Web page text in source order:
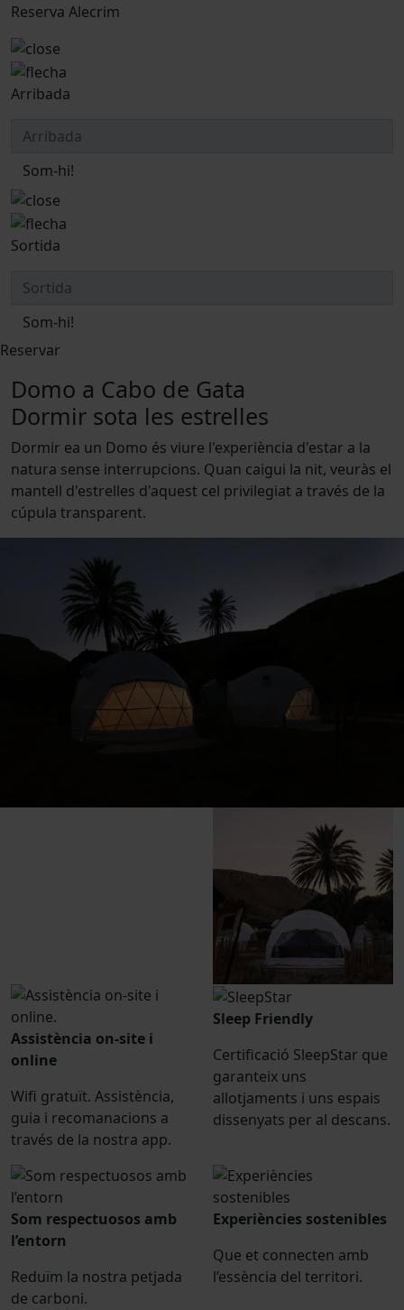
Reserva Alecrim
Arribada
Som-hi!
Sortida
Som-hi!
Reservar
Domo a Cabo de Gata
Dormir sota les estrelles
Dormir ea un Domo és viure l'experiència d'estar a la
natura sense interrupcions. Quan caigui la nit, veuràs el
mantell d'estrelles d'aquest cel privilegiat a través de la
cúpula transparent.
Assistència on-site i
online
Wifi gratuït. Assistència,
guia i recomanacions a
través de la nostra app.
Sleep Friendly
Certificació SleepStar que
garanteix uns
allotjaments i uns espais
dissenyats per al descans.
Som respectuosos amb
l’entorn
Reduïm la nostra petjada
de carboni.
Experiències sostenibles
Que et connecten amb
l’essència del territori.